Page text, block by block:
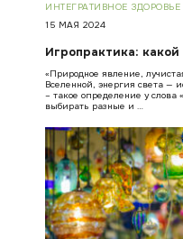
ИНТЕГРАТИВНОЕ ЗДОРОВЬЕ
15 МАЯ 2024
Игропрактика:
«Природное явление,
Вселенной, энергия света —
– такое определение у
выбирать разные и …